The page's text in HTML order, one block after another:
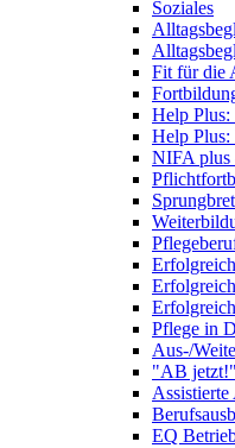
Soziales
Fit für die
Help
Help
NIFA
Pflege in
Aus-/
"AB
EQ